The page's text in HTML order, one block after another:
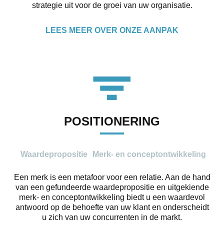
strategie uit voor de groei van uw organisatie.
LEES MEER OVER ONZE AANPAK
POSITIONERING
Waardepropositie Merk- en conceptontwikkeling
Een merk is een metafoor voor een relatie. Aan de hand
van een gefundeerde waardepropositie en uitgekiende
merk- en conceptontwikkeling biedt u een waardevol
antwoord op de behoefte van uw klant en onderscheidt
u zich van uw concurrenten in de markt.